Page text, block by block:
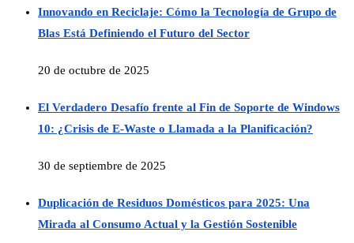
Innovando en Reciclaje: Cómo la Tecnología de Grupo de
Blas Está Definiendo el Futuro del Sector
20 de octubre de 2025
El Verdadero Desafío frente al Fin de Soporte de Windows
10: ¿Crisis de E-Waste o Llamada a la Planificación?
30 de septiembre de 2025
Duplicación de Residuos Domésticos para 2025: Una
Mirada al Consumo Actual y la Gestión Sostenible